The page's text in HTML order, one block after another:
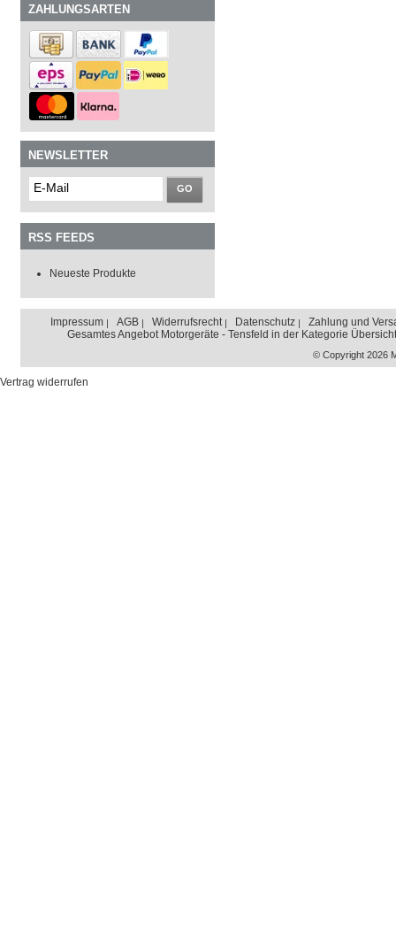
ZAHLUNGSARTEN
NEWSLETTER
GO
RSS FEEDS
Neueste Produkte
Impressum AGB Widerrufsrecht Datenschutz
Zahlung und
Gesamtes Angebot Motorgeräte - Tensfeld in der Kategorie Übersicht
© Copyright 2026
Vertrag widerrufen